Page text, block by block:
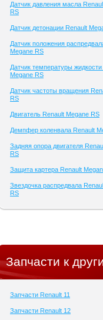
Датчик давления масла
RS
Датчик детонации Renault
Датчик положения
Megane RS
Датчик температуры
Megane RS
Датчик частоты вращения
RS
Двигатель Renault Megane RS
Демпфер коленвала Renault
Задняя опора двигателя
RS
Защита картера Renault
Звездочка распредвала
RS
Запчасти к
Запчасти Renault 11
Запчасти Renault 12